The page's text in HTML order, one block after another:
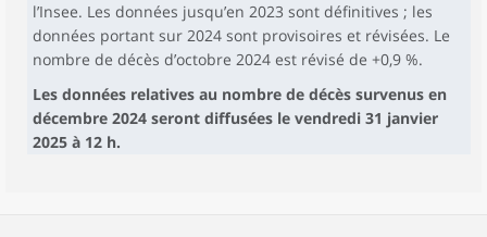
l’Insee. Les données jusqu’en 2023 sont définitives ; les
données portant sur 2024 sont provisoires et révisées. Le
nombre de décès d’octobre 2024 est révisé de +0,9 %.
Les données relatives au nombre de décès survenus en
décembre 2024 seront diffusées le vendredi 31 janvier
2025 à 12 h.